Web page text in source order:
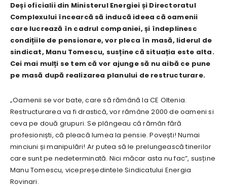
Deși oficialii din Ministerul Energiei și Directoratul
Complexului încearcă să inducă ideea că oamenii
care lucrează în cadrul companiei, și îndeplinesc
condițiile de pensionare, vor pleca în masă, liderul de
sindicat, Manu Tomescu, susține că situația este alta.
Cei mai mulți se tem că vor ajunge să nu aibă ce pune
pe masă după realizarea planului de restructurare.
„Oamenii se vor bate, care să rămână la CE Oltenia.
Restructurarea va fi drastică, vor rămâne 2000 de oameni si
ceva pe două grupuri. Se plângeau că rămân fără
profesioniști, că pleacă lumea la pensie. Povești! Numai
minciuni și manipulări! Ar putea să le prelungească tinerilor
care sunt pe nedeterminată. Nici măcar asta nu fac”, susține
Manu Tomescu, vicepreședintele Sindicatului Energia
Rovinari.